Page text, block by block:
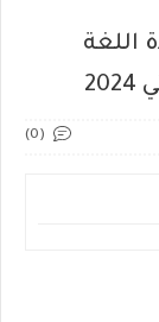
اللغة
(0)